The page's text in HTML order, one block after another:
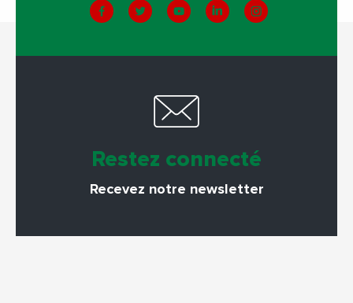
Restez connecté
Recevez notre newsletter